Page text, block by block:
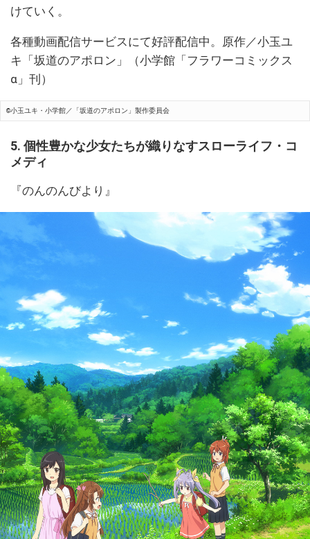
けていく。
各種動画配信サービスにて好評配信中。原作／小玉ユ
キ「坂道のアポロン」（小学館「フラワーコミックス
α」刊）
©小玉ユキ・小学館／「坂道のアポロン」製作委員会
5. 個性豊かな少女たちが織りなすスローライフ・コ
メディ
『のんのんびより』